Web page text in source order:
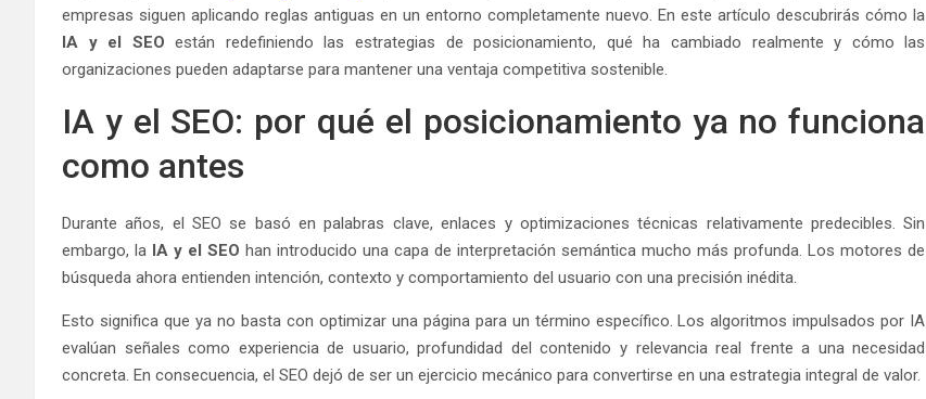
empresas siguen aplicando reglas antiguas en un entorno completamente nuevo. En este artículo descubrirás cómo la
IA y el SEO están redefiniendo las estrategias de posicionamiento, qué ha cambiado realmente y cómo las
organizaciones pueden adaptarse para mantener una ventaja competitiva sostenible.
IA y el SEO: por qué el posicionamiento ya no funciona
como antes
Durante años, el SEO se basó en palabras clave, enlaces y optimizaciones técnicas relativamente predecibles. Sin
embargo, la IA y el SEO han introducido una capa de interpretación semántica mucho más profunda. Los motores de
búsqueda ahora entienden intención, contexto y comportamiento del usuario con una precisión inédita.
Esto significa que ya no basta con optimizar una página para un término específico. Los algoritmos impulsados por IA
evalúan señales como experiencia de usuario, profundidad del contenido y relevancia real frente a una necesidad
concreta. En consecuencia, el SEO dejó de ser un ejercicio mecánico para convertirse en una estrategia integral de valor.